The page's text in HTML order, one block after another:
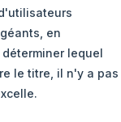
en
lequel
le titre, il n'y a pas